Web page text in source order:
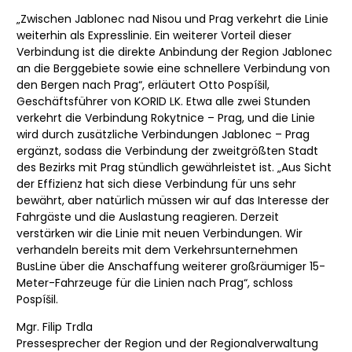
„Zwischen Jablonec nad Nisou und Prag verkehrt die Linie
weiterhin als Expresslinie. Ein weiterer Vorteil dieser
Verbindung ist die direkte Anbindung der Region Jablonec
an die Berggebiete sowie eine schnellere Verbindung von
den Bergen nach Prag“, erläutert Otto Pospíšil,
Geschäftsführer von KORID LK. Etwa alle zwei Stunden
verkehrt die Verbindung Rokytnice – Prag, und die Linie
wird durch zusätzliche Verbindungen Jablonec – Prag
ergänzt, sodass die Verbindung der zweitgrößten Stadt
des Bezirks mit Prag stündlich gewährleistet ist. „Aus Sicht
der Effizienz hat sich diese Verbindung für uns sehr
bewährt, aber natürlich müssen wir auf das Interesse der
Fahrgäste und die Auslastung reagieren. Derzeit
verstärken wir die Linie mit neuen Verbindungen. Wir
verhandeln bereits mit dem Verkehrsunternehmen
BusLine über die Anschaffung weiterer großräumiger 15-
Meter-Fahrzeuge für die Linien nach Prag“, schloss
Pospíšil.
Mgr. Filip Trdla
Pressesprecher der Region und der Regionalverwaltung